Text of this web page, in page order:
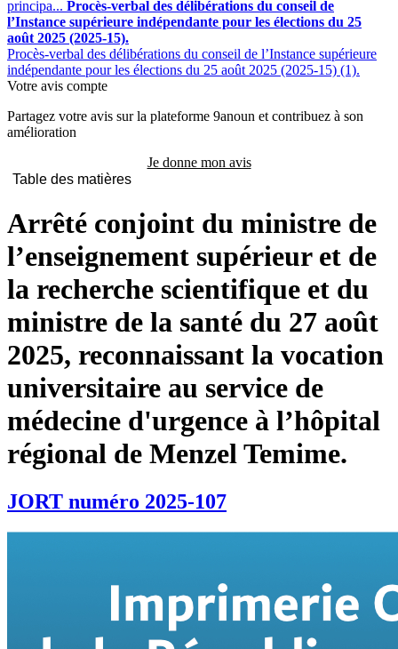
principa... Procès-verbal des délibérations du conseil de
l’Instance supérieure indépendante pour les élections du 25
août 2025 (2025-15).
Procès-verbal des délibérations du conseil de l’Instance supérieure
indépendante pour les élections du 25 août 2025 (2025-15) (1).
Votre avis compte
Partagez votre avis sur la plateforme 9anoun et contribuez à son
amélioration
Je donne mon avis
Table des matières
Arrêté conjoint du ministre de
l’enseignement supérieur et de
la recherche scientifique et du
ministre de la santé du 27 août
2025, reconnaissant la vocation
universitaire au service de
médecine d'urgence à l’hôpital
régional de Menzel Temime.
JORT numéro 2025-107